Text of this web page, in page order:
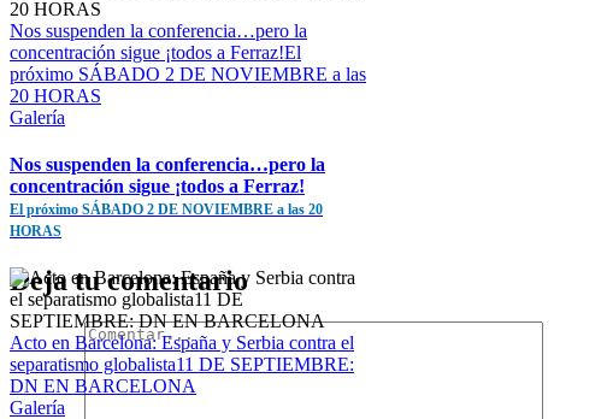
Nos suspenden la conferencia…pero la
concentración sigue ¡todos a Ferraz!El
próximo SÁBADO 2 DE NOVIEMBRE a las
20 HORAS
Galería
Nos suspenden la conferencia…pero la
concentración sigue ¡todos a Ferraz!
El próximo SÁBADO 2 DE NOVIEMBRE a las 20
HORAS
Acto en Barcelona: España y Serbia contra el
separatismo globalista11 DE SEPTIEMBRE:
DN EN BARCELONA
Galería
Deja tu comentario